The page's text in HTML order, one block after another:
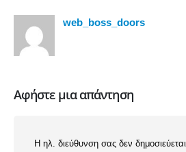
web_boss_doors
Αφήστε μια απάντηση
Η ηλ. διεύθυνση σας δεν δημοσιεύεται.